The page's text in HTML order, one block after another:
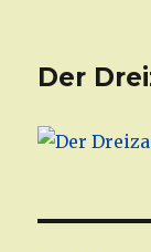
Der